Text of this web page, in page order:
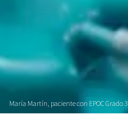
María Martín, paciente con EPOC Grado 3.